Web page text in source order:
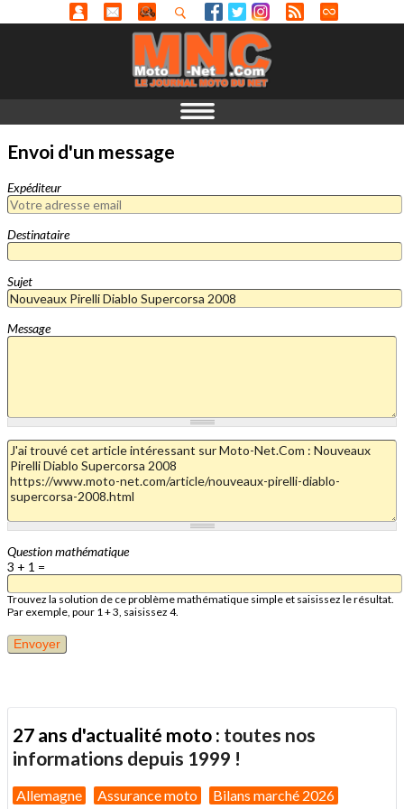
Envoi d'un message
Expéditeur
Destinataire
Sujet
Message
Question mathématique
3 + 1 =
Trouvez la solution de ce problème mathématique simple et saisissez le résultat.
Par exemple, pour 1 + 3, saisissez 4.
27 ans d'actualité moto : toutes nos
informations depuis 1999 !
Allemagne Assurance moto Bilans marché 2026